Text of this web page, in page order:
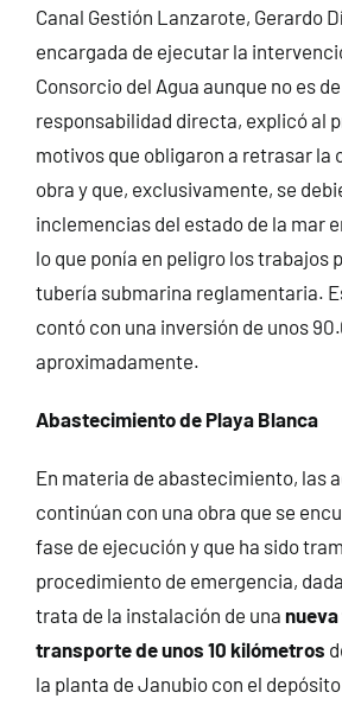
Canal Gestión Lanzarote, Gerardo
encargada de ejecutar la
Consorcio del Agua aunque no es
responsabilidad directa, explicó al
motivos que obligaron a retrasar la
obra y que, exclusivamente, se
inclemencias del estado de la mar
lo que ponía en peligro los trabajos
tubería submarina reglamentaria.
contó con una inversión de unos
aproximadamente.
Abastecimiento de Playa Blanca
En materia de abastecimiento, las
continúan con una obra que se
fase de ejecución y que ha sido
procedimiento de emergencia,
trata de la instalación de una
transporte de unos 10 kilómetros
la planta de Janubio con el